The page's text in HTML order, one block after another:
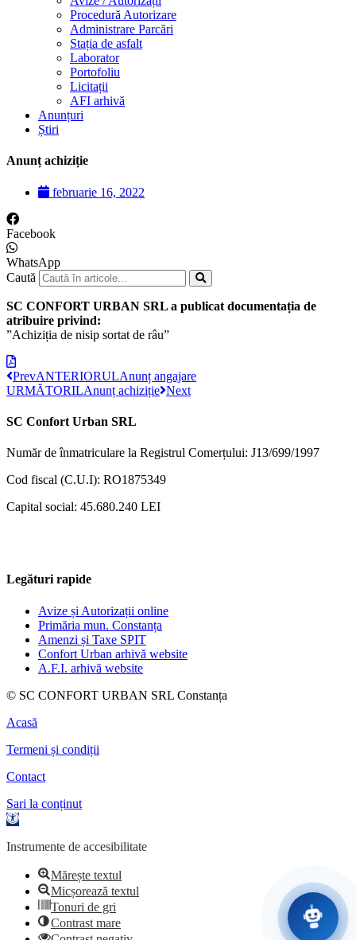
Procedură Autorizare
Administrare Parcări
Stația de asfalt
Laborator
Portofoliu
Licitații
AFI arhivă
Anunțuri
Știri
Anunț achiziție
februarie 16, 2022
Facebook
WhatsApp
Caută
SC CONFORT URBAN SRL a publicat documentația de
atribuire privind:
”Achiziția de nisip sortat de râu”
PrevANTERIORULAnunț angajare
URMĂTORILAnunț achiziție Next
SC Confort Urban SRL
Număr de înmatriculare la Registrul Comerțului: J13/699/1997
Cod fiscal (C.U.I): RO1875349
Capital social: 45.680.240 LEI
Legături rapide
Avize și Autorizații online
Primăria mun. Constanța
Amenzi și Taxe SPIT
Confort Urban arhivă website
A.F.I. arhivă website
© SC CONFORT URBAN SRL Constanța
Acasă
Termeni și condiții
Contact
Sari la conținut
Deschide
de
Instrumente de accesibilitate
Mărește textul
Micșorează textul
Tonuri de gri
Contrast mare